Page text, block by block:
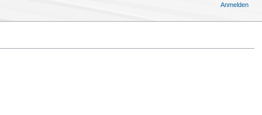
Anmelden